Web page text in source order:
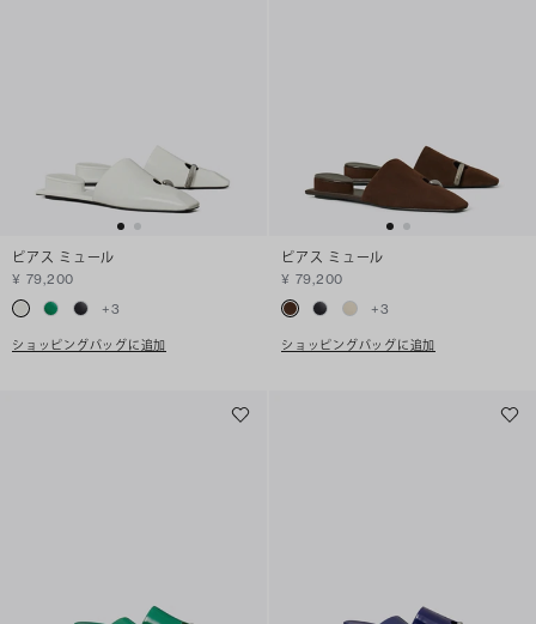
ピアス ミュール
¥ 79,200
+3
ショッピングバッグに追加
ピアス ミュール
¥ 79,200
+3
ショッピングバッグに追加